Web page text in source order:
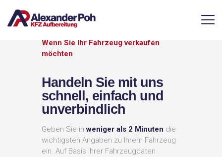
LEISTUNGEN & PREISE
KONTAKT
Wenn Sie Ihr Fahrzeug verkaufen
möchten
Handeln Sie mit uns
schnell, einfach und
unverbindlich
Geben Sie inweniger als 2 Minuten die
wichtigsten Angaben zu Ihrem Fahrzeug
ein. Auf Basis Ihrer Fahrzeugdaten